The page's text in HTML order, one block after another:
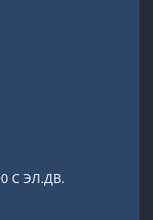
С ЭЛ.ДВ.